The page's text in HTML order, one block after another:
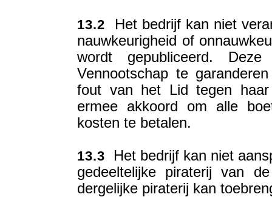
13.2 Het bedrijf kan niet
nauwkeurigheid of
wordt gepubliceerd.
Vennootschap te
fout van het Lid tegen
ermee akkoord om alle
kosten te betalen.
13.3 Het bedrijf kan niet
gedeeltelijke piraterij van
dergelijke piraterij kan